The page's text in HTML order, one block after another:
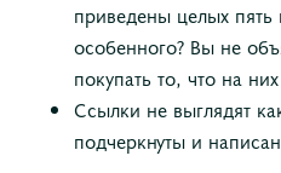
приведены целых
особенного? Вы не
покупать то, что на
Ссылки не выглядят
подчеркнуты и